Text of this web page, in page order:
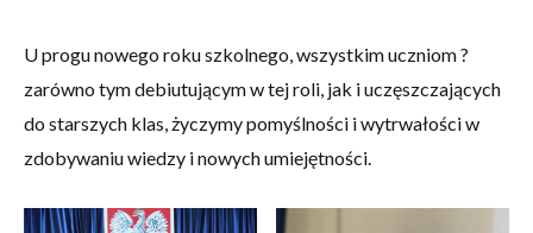
U progu nowego roku szkolnego, wszystkim uczniom ?
zarówno tym debiutującym w tej roli, jak i uczęszczających
do starszych klas, życzymy pomyślności i wytrwałości w
zdobywaniu wiedzy i nowych umiejętności.